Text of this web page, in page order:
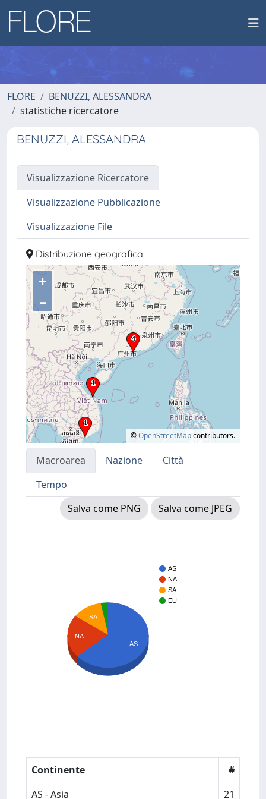
FLORE
BENUZZI, ALESSANDRA
statistiche ricercatore
BENUZZI, ALESSANDRA
Visualizzazione Ricercatore
Visualizzazione Pubblicazione
Visualizzazione File
Distribuzione geografica
+
–
©OpenStreetMapcontributors.
Macroarea Nazione
Città
Tempo
Salva come PNG
Salva come JPEG
AS
NA
SA
EU
SA
NA
AS
Continente
#
AS - Asia
21